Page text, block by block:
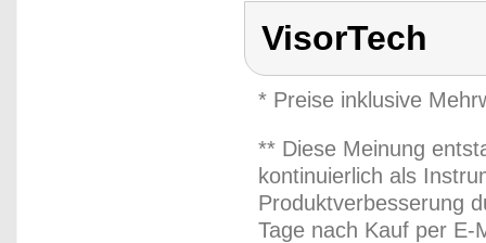
VisorTech
* Preise inklusive
** Diese Meinung
kontinuierlich als
Produktverbesserung
Tage nach Kauf per E-